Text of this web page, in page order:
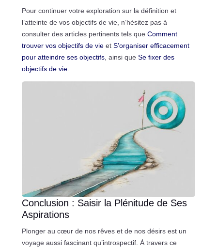
Pour continuer votre exploration sur la définition et
l’atteinte de vos objectifs de vie, n’hésitez pas à
consulter des articles pertinents tels que Comment
trouver vos objectifs de vieet S’organiser efficacement
pour atteindre ses objectifs, ainsi que Se fixer des
objectifs de vie.
Conclusion : Saisir la Plénitude de Ses
Aspirations
Plonger au cœur de nos rêves et de nos désirs est un
voyage aussi fascinant qu’introspectif. À travers ce